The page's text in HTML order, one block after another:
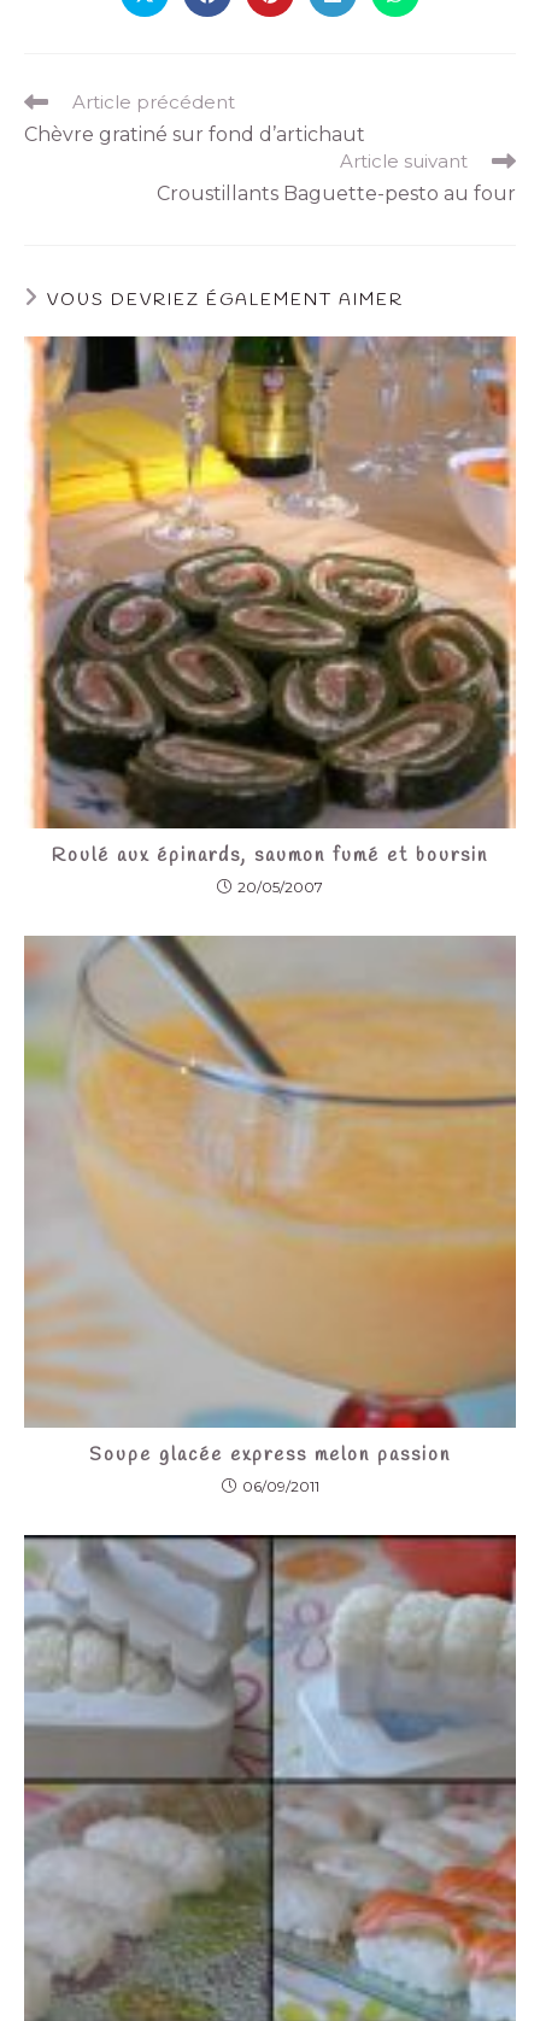
Article précédent
Chèvre gratiné sur fond d’artichaut
Article suivant
Croustillants Baguette-pesto au four
VOUS DEVRIEZ ÉGALEMENT AIMER
Roulé aux épinards, saumon fumé et boursin
20/05/2007
Soupe glacée express melon passion
06/09/2011